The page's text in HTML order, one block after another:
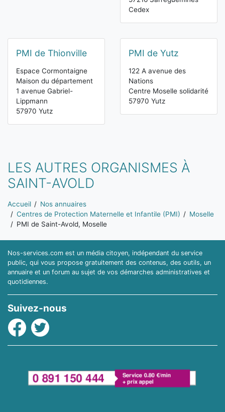
Cedex
PMI de Thionville
Espace Cormontaigne
Maison du département
1 avenue Gabriel-
Lippmann
57970 Yutz
PMI de Yutz
122 A avenue des
Nations
Centre Moselle solidarité
57970 Yutz
LES AUTRES ORGANISMES À
SAINT-AVOLD
Vous êtes ici:
Accueil
Nos annuaires
Centres de Protection Maternelle et Infantile (PMI)
Moselle
PMI de Saint-Avold, Moselle
Nos-services.com est un média citoyen, indépendant du service
public, qui vous propose gratuitement des contenus, des outils, un
annuaire et un forum au sujet de vos démarches administratives et
quotidiennes.
Suivez-nous
Facebook
Twitter